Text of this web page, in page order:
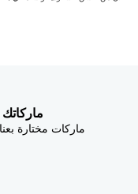
ماركات مختارة